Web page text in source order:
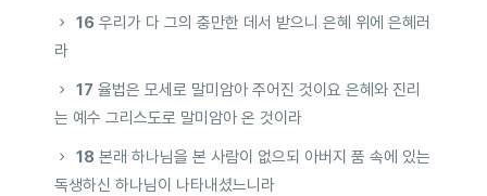
16우리가 다 그의 충만한 데서 받으니 은혜 위에 은혜러
라
17 율법은 모세로 말미암아 주어진 것이요 은혜와 진리
는 예수 그리스도로 말미암아 온 것이라
18 본래 하나님을 본 사람이 없으되 아버지 품 속에 있는
독생하신 하나님이 나타내셨느니라